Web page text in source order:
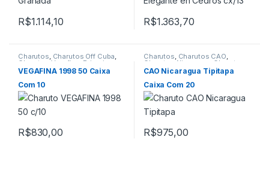
R$1.114,10 R$1.363,70
Charutos, Charutos Off Cuba,
Charutos Vegafina Primeira
Página
VEGAFINA 1998 50 Caixa
Com 10
R$830,00
Charutos, Charutos CAO,
Charutos Nicaragua Charutos
Off Cuba,Importados
CAO Nicaragua Tipitapa
Caixa Com 20
R$975,00